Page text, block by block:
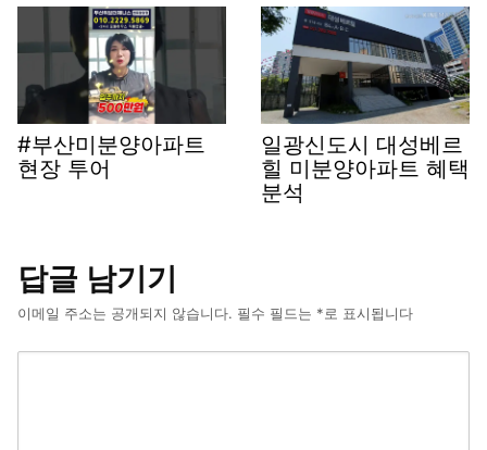
#부산미분양아파트
현장 투어
일광신도시 대성베르
힐 미분양아파트 혜택
분석
답글 남기기
이메일 주소는 공개되지 않습니다. 필수 필드는 *로 표시됩니다